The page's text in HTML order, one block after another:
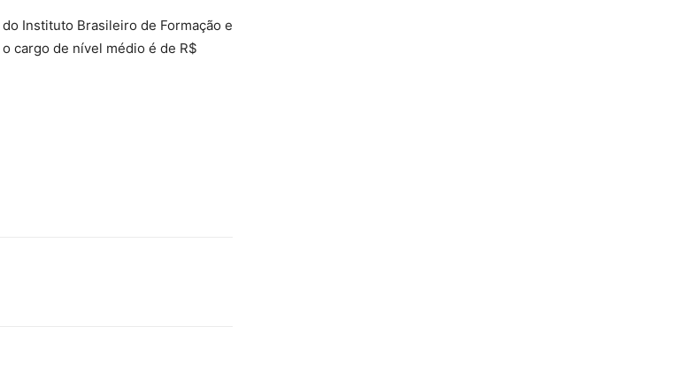
Instituto Brasileiro de Formação e
cargo de nível médio é de R$